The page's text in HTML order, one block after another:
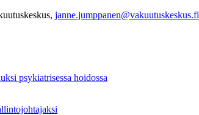
janne.jumppanen@vakuutuskeskus.fi
psykiatrisessa hoidossa